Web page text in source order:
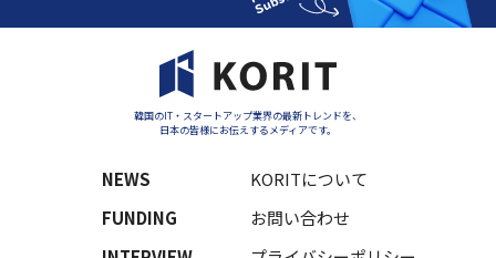
韓国のIT・スタートアップ業界の最新トレンドを、
日本の皆様にお伝えするメディアです。
NEWS
FUNDING
KORITについて
お問い合わせ